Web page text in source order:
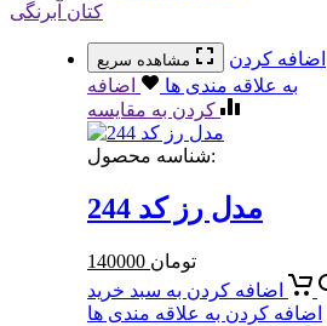
کتان آبرنگی
مشاهده سریع
اضافه کردن
به علاقه مندی ها
اضافه
کردن به مقایسه
شناسه محصول:
مدل رز کد 244
140000 تومان
اضافه کردن به سبد خرید
اضافه کردن به علاقه مندی ها